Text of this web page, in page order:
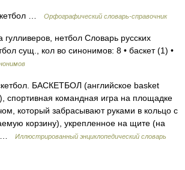
… Орфографический словарь-справочник
гулливеров, нетбол Словарь русских
сущ., кол во синонимов: 8 • баскет (1) •
БАСКЕТБОЛ (английское basket
спортивная командная игра на площадке
который забрасывают руками в кольцо с
корзину), укрепленное на щите (на
…
Иллюстрированный энциклопедический словарь